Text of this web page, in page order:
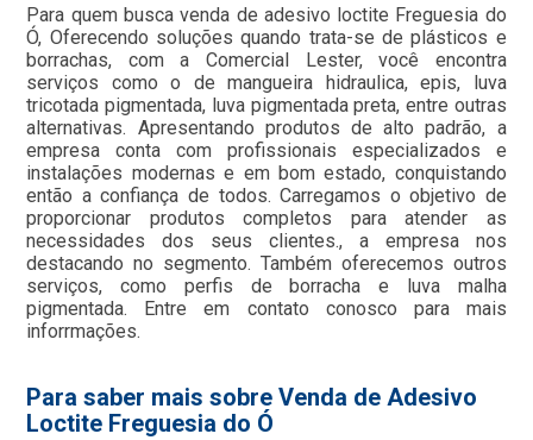
Para quem busca venda de adesivo loctite Freguesia do
Ó, Oferecendo soluções quando trata-se de plásticos e
borrachas, com a Comercial Lester, você encontra
serviços como o de mangueira hidraulica, epis, luva
tricotada pigmentada, luva pigmentada preta, entre outras
alternativas. Apresentando produtos de alto padrão, a
empresa conta com profissionais especializados e
instalações modernas e em bom estado, conquistando
então a confiança de todos. Carregamos o objetivo de
proporcionar produtos completos para atender as
necessidades dos seus clientes., a empresa nos
destacando no segmento. Também oferecemos outros
serviços, como perfis de borracha e luva malha
pigmentada. Entre em contato conosco para mais
inforrmações.
Para saber mais sobre Venda de Adesivo
Loctite Freguesia do Ó